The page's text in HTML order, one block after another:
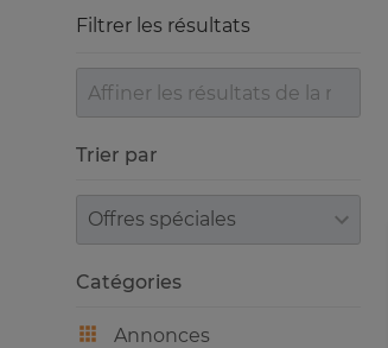
Filtrer les résultats
Trier par
Trier par
Catégories
Annonces